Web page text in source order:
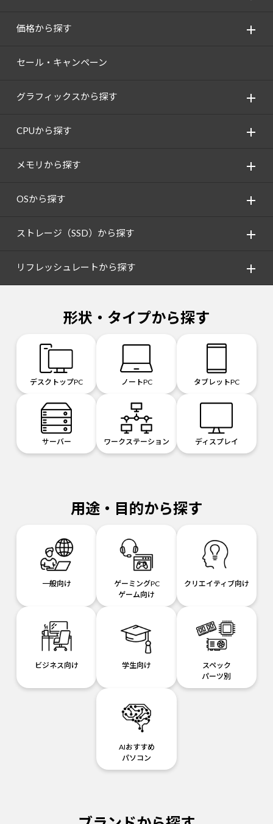
価格から探す
セール・キャンペーン
グラフィックスから探す
CPUから探す
メモリから探す
OSから探す
ストレージ（SSD）から探す
リフレッシュレートから探す
形状・タイプから探す
デスクトップPC ノートPC タブレットPC
サーバー ワークステーション ディスプレイ
用途・目的から探す
一般向け
ゲーミングPC
ゲーム向け
クリエイティブ向け
ビジネス向け 学生向け
スペック
パーツ別
AIおすすめ
パソコン